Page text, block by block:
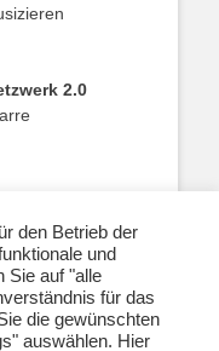
2.0
|
|Facebook -
den Betrieb der
und
Sie auf "alle
für das
die gewünschten
auswählen. Hier